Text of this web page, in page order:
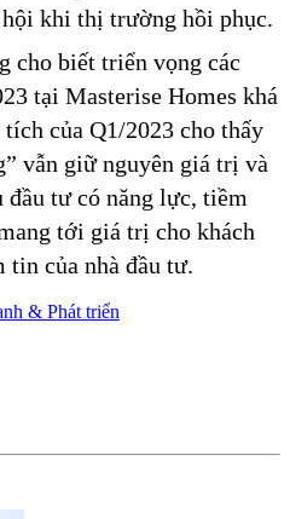
hội khi thị trường hồi phục.
cho biết triển vọng các
tại Masterise Homes khá
của Q1/2023 cho thấy
vẫn giữ nguyên giá trị và
đầu tư có năng lực, tiềm
tới giá trị cho khách
tin của nhà đầu tư.
& Phát triển